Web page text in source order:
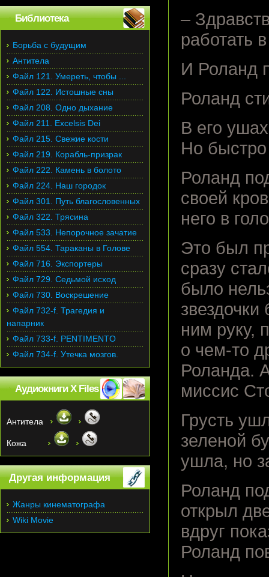
–
работать
И Роланд
Роланд
В его
Но быстро
Роланд
своей
него в
Это был
сразу
было
ним руку,
о чем-то
Роланда.
миссис
Грусть
зеленой
ушла, но
Роланд
открыл
вдруг
Роланд
Библиотека
Борьба с будущим
Антитела
Файл 121. Умереть, чтобы ...
Файл 122. Истошные сны
Файл 208. Одно дыхание
Файл 211. Excelsis Dei
Файл 215. Свежие кости
Файл 219. Корабль-призрак
Файл 222. Камень в болото
Файл 224. Наш городок
Файл 301. Путь благословенных
Файл 322. Трясина
Файл 533. Непорочное зачатие
Файл 554. Тараканы в Голове
Файл 716. Экспортеры
Файл 729. Седьмой исход
Файл 730. Воскрешение
Файл 732-f. Трагедия и
напарник
Файл 733-f. PENTIMENTO
Файл 734-f. Утечка мозгов.
Аудиокниги X Files
Антитела
Кожа
Другая информация
Жанры кинематографа
Wiki Movie